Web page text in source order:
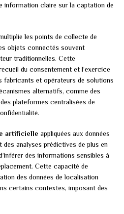
information claire sur la captation de
les points de collecte de
objets connectés souvent
traditionnelles. Cette
du consentement et l’exercice
fabricants et opérateurs de solutions
alternatifs, comme des
plateformes centralisées de
artificielle appliquées aux données
analyses prédictives de plus en
des informations sensibles à
Cette capacité de
des données de localisation
certains contextes, imposant des